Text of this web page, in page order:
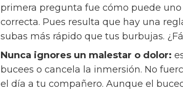
primera pregunta fue cómo puede
correcta. Pues resulta que hay una
subas más rápido que tus burbujas.
Nunca ignores un malestar o dolor:
bucees o cancela la inmersión. No
el día a tu compañero. Aunque el